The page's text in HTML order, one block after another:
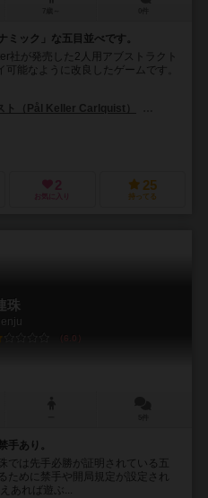
ミック」な五目並べです。
社が発売した2人用アブストラクト
能なように改良したゲームです。
ト（Pål Keller Carlquist）
2
お気に入り
25
持ってる
珠
6.0
手あり。
では先手必勝が証明されている五
ために禁手や開局規定が設定され
あれば遊ぶ...